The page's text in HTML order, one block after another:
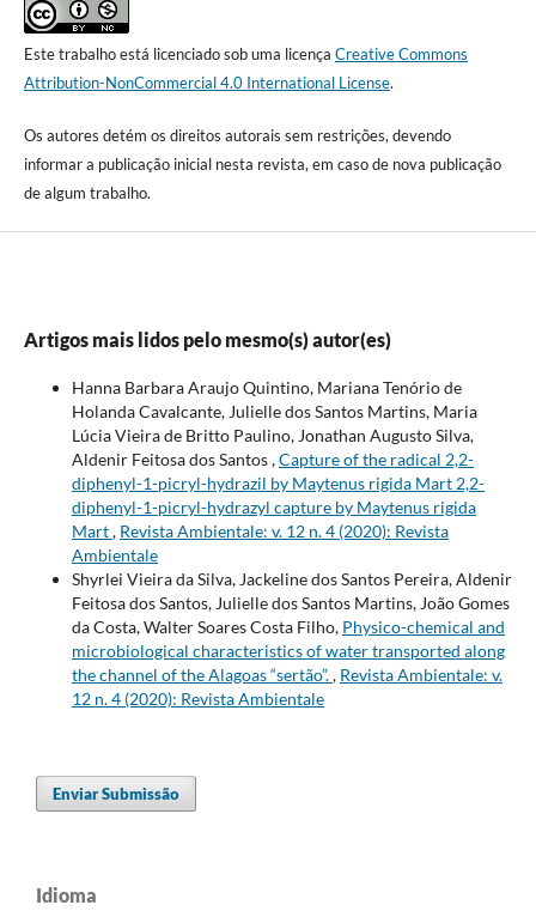
Este trabalho está licenciado sob uma licença Creative Commons
Attribution-NonCommercial 4.0 International License.
Os autores detém os direitos autorais sem restrições, devendo
informar a publicação inicial nesta revista, em caso de nova publicação
de algum trabalho.
Artigos mais lidos pelo mesmo(s) autor(es)
Hanna Barbara Araujo Quintino, Mariana Tenório de
Holanda Cavalcante, Julielle dos Santos Martins, Maria
Lúcia Vieira de Britto Paulino, Jonathan Augusto Silva,
Aldenir Feitosa dos Santos ,Capture of the radical 2,2-
diphenyl-1-picryl-hydrazil by Maytenus rigida Mart 2,2-
diphenyl-1-picryl-hydrazyl capture by Maytenus rigida
Mart, Revista Ambientale: v. 12 n. 4 (2020): Revista
Ambientale
Shyrlei Vieira da Silva, Jackeline dos Santos Pereira, Aldenir
Feitosa dos Santos, Julielle dos Santos Martins, João Gomes
da Costa, Walter Soares Costa Filho, Physico-chemical and
microbiological characteristics of water transported along
the channel of the Alagoas “sertão”., Revista Ambientale: v.
12 n. 4 (2020): Revista Ambientale
Enviar Submissão
Idioma